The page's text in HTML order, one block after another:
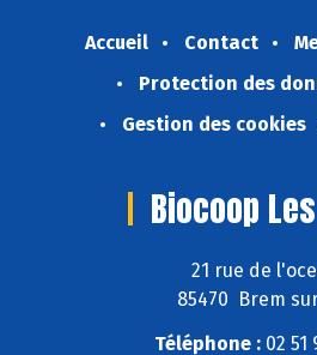
Accueil Contact
Protection des
Gestion des cookies
Biocoop
21 rue de
85470 Brem
Téléphone :02 51